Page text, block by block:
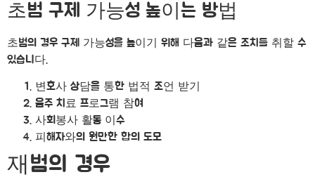
초범 구제 가능성 높이는 방법
초범의 경우 구제 가능성을 높이기 위해 다음과 같은 조치를 취할 수
있습니다.
변호사 상담을 통한 법적 조언 받기
음주 치료 프로그램 참여
사회봉사 활동 이수
피해자와의 원만한 합의 도모
재범의 경우